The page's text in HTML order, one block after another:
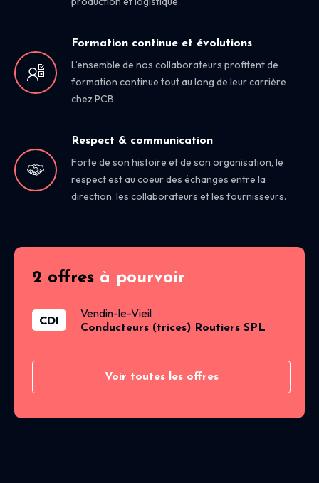
Formation continue et évolutions
L’ensemble de nos collaborateurs profitent de
formation continue tout au long de leur carrière
chez PCB.
Respect & communication
Forte de son histoire et de son organisation, le
respect est au coeur des échanges entre la
direction, les collaborateurs et les fournisseurs.
2 offres à pourvoir
CDI Vendin-le-Vieil
Conducteurs (trices) Routiers SPL
Voir toutes les offres